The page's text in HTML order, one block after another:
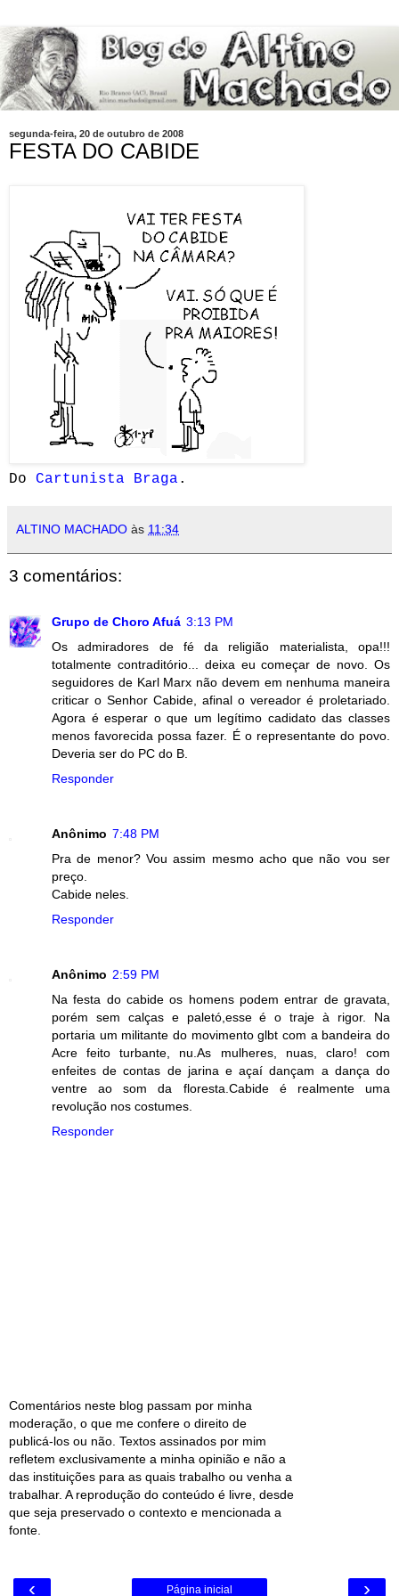
segunda-feira, 20 de outubro de 2008
FESTA DO CABIDE
Do Cartunista Braga .
ALTINO MACHADO às 11:34
3 comentários:
Grupo de Choro Afuá 3:13 PM
Os admiradores de fé da religião materialista, opa!!!
totalmente contraditório... deixa eu começar de novo. Os
seguidores de Karl Marx não devem em nenhuma maneira
criticar o Senhor Cabide, afinal o vereador é proletariado.
Agora é esperar o que um legítimo cadidato das classes
menos favorecida possa fazer. É o representante do povo.
Deveria ser do PC do B.
Responder
Anônimo 7:48 PM
Pra de menor? Vou assim mesmo acho que não vou ser
preço.
Cabide neles.
Responder
Anônimo 2:59 PM
Na festa do cabide os homens podem entrar de gravata,
porém sem calças e paletó,esse é o traje à rigor. Na
portaria um militante do movimento glbt com a bandeira do
Acre feito turbante, nu.As mulheres, nuas, claro! com
enfeites de contas de jarina e açaí dançam a dança do
ventre ao som da floresta.Cabide é realmente uma
revolução nos costumes.
Responder
Comentários neste blog passam por minha
moderação, o que me confere o direito de
publicá-los ou não. Textos assinados por mim
refletem exclusivamente a minha opinião e não a
das instituições para as quais trabalho ou venha a
trabalhar. A reprodução do conteúdo é livre, desde
que seja preservado o contexto e mencionada a
fonte.
‹ ›
Página inicial